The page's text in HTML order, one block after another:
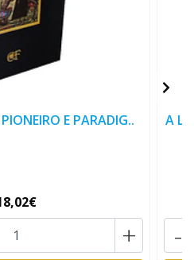
E PARADIG..
+
A
-